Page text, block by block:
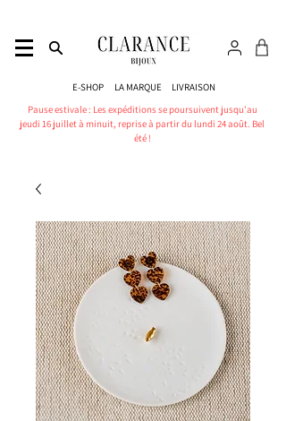
E-SHOP LA MARQUE
LIVRAISON
Pause estivale : Les expéditions se poursuivent jusqu'au
jeudi 16 juillet à minuit, reprise à partir du lundi 24 août. Bel
été !